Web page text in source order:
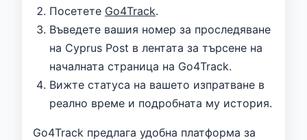
Посетете Go4Track.
Въведете вашия номер за проследяване
на Cyprus Post в лентата за търсене на
началната страница на Go4Track.
Вижте статуса на вашето изпратване в
реално време и подробната му история.
Go4Track предлага удобна платформа за